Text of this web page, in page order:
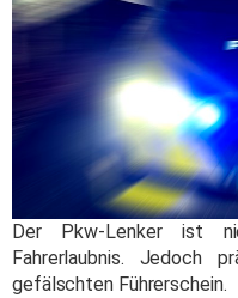
Der Pkw-Lenker ist
Fahrerlaubnis. Jedoch
gefälschten Führerschein.